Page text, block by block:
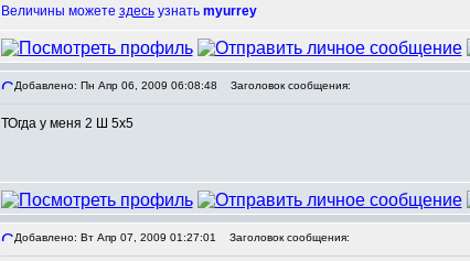
Величины можете здесьузнать myurrey
Добавлено: Пн Апр 06, 2009 06:08:48 Заголовок сообщения:
ТОгда у меня 2 Ш 5х5
Добавлено: Вт Апр 07, 2009 01:27:01 Заголовок сообщения: